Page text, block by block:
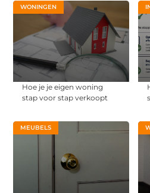
WONINGEN
Hoe je je eigen woning
stap voor stap verkoopt
MEUBELS